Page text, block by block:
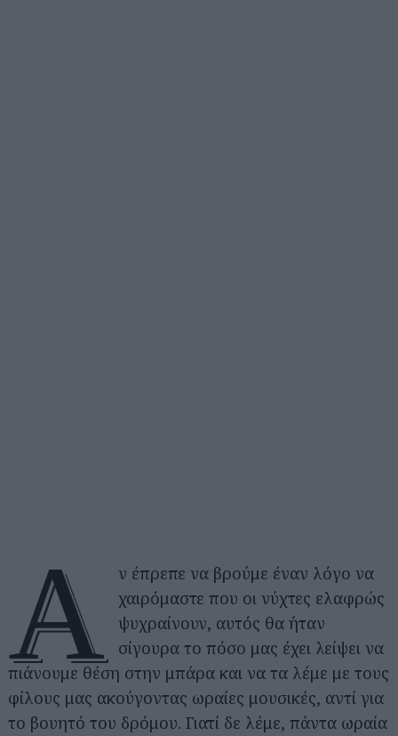
Α
ν έπρεπε να βρούμε έναν λόγο να
χαιρόμαστε που οι νύχτες ελαφρώς
ψυχραίνουν, αυτός θα ήταν
σίγουρα το πόσο μας έχει λείψει να
πιάνουμε θέση στην μπάρα και να τα λέμε με τους
φίλους μας ακούγοντας ωραίες μουσικές, αντί για
το βουητό του δρόμου. Γιατί δε λέμε, πάντα ωραία